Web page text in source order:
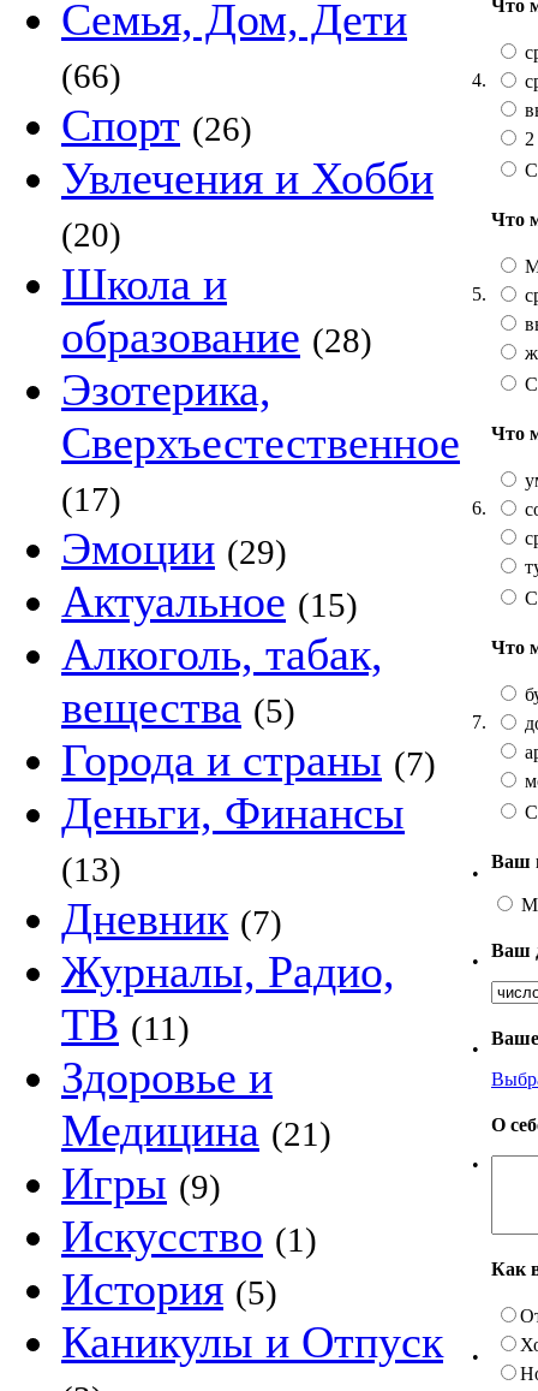
Семья, Дом, Дети
(66)
Спорт (26)
Увлечения и Хобби
(20)
Школа и
образование (28)
Эзотерика,
Сверхъестественное
(17)
Эмоции (29)
Актуальное (15)
Алкоголь, табак,
вещества (5)
Города и страны (7)
Деньги, Финансы
(13)
Дневник (7)
Журналы, Радио,
ТВ (11)
Здоровье и
Медицина (21)
Игры (9)
Искусство (1)
История (5)
Каникулы и Отпуск
4.
Что
5.
Что
6.
Что
7.
Что
•
Ваш
•
Ваш
•
Ваше
•
О
•
Как